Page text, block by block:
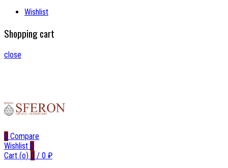
Wishlist
Shopping cart
close
0 Compare
Wishlist 0
Cart (o) 0 / 0 ₽